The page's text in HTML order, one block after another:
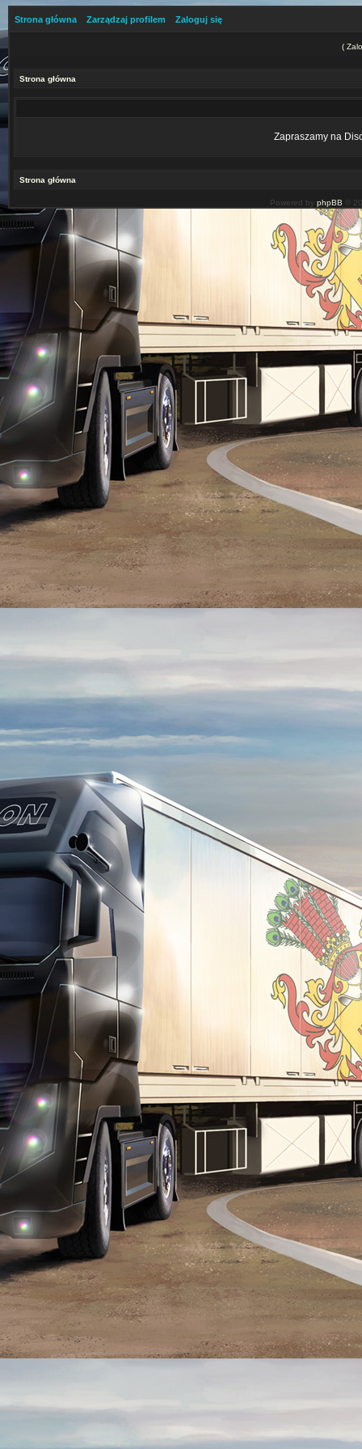
Strona główna Zarządzaj profilem Zaloguj się
(
Strona główna
Zapraszamy na
Strona główna
Powered by phpBB ©